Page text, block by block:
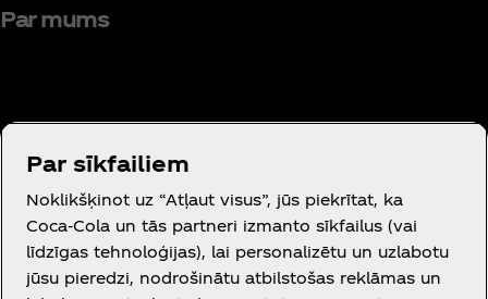
Par mums
Vajadzīga palīdzība?
Par sīkfailiem
Noklikšķinot uz “Atļaut visus”, jūs piekrītat, ka
Coca‑Cola un tās partneri izmanto sīkfailus (vai
līdzīgas tehnoloģijas), lai personalizētu un uzlabotu
jūsu pieredzi, nodrošinātu atbilstošas reklāmas un